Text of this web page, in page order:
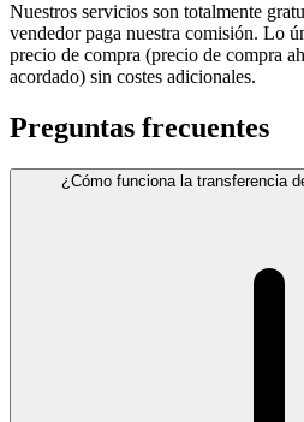
Nuestros servicios son totalmente
vendedor paga nuestra comisión. Lo
precio de compra (precio de compra
acordado) sin costes adicionales.
Preguntas frecuentes
¿Cómo funciona la transferencia